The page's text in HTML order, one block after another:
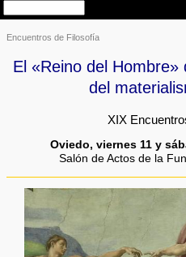
Encuentros de Filosofía
El «Reino del
del
XIX
Oviedo, viernes 11 y
Salón de Actos de la